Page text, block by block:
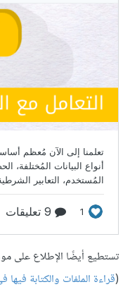
تستطيع أيضًا الإطلاع على
قراءة الملفات والكتابة فيها